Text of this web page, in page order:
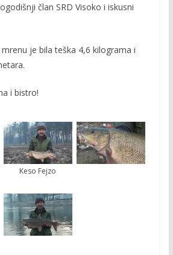
član SRD Visoko i iskusni
je bila teška 4,6 kilograma i
i bistro!
Keso Fejzo